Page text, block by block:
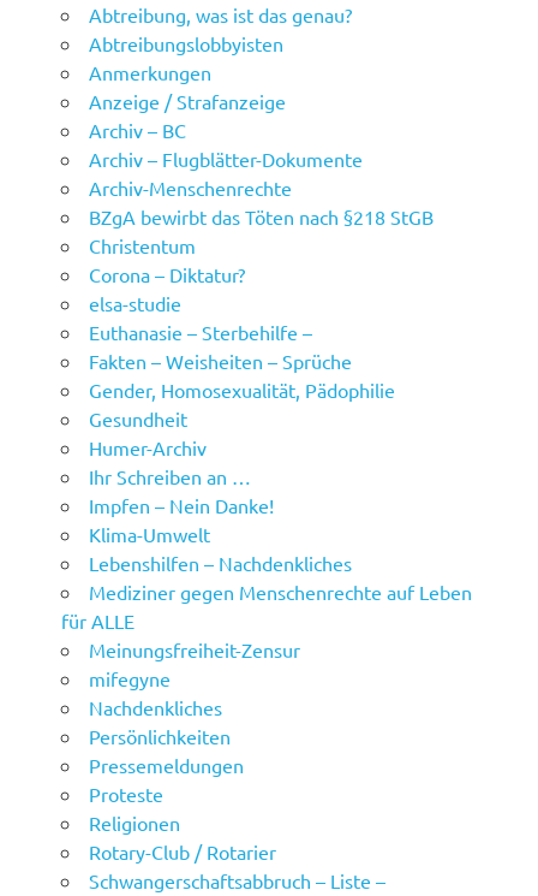
Abtreibung, was ist das genau?
Abtreibungslobbyisten
Anmerkungen
Anzeige / Strafanzeige
Archiv – BC
Archiv – Flugblätter-Dokumente
Archiv-Menschenrechte
BZgA bewirbt das Töten nach §218 StGB
Christentum
Corona – Diktatur?
elsa-studie
Euthanasie – Sterbehilfe –
Fakten – Weisheiten – Sprüche
Gender, Homosexualität, Pädophilie
Gesundheit
Humer-Archiv
Ihr Schreiben an …
Impfen – Nein Danke!
Klima-Umwelt
Lebenshilfen – Nachdenkliches
Mediziner gegen Menschenrechte auf Leben
für ALLE
Meinungsfreiheit-Zensur
mifegyne
Nachdenkliches
Persönlichkeiten
Pressemeldungen
Proteste
Religionen
Rotary-Club / Rotarier
Schwangerschaftsabbruch – Liste –